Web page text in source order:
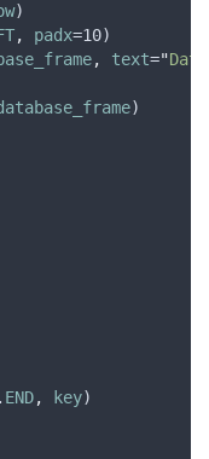
)
, padx=10)
, text="
)
. END, key)